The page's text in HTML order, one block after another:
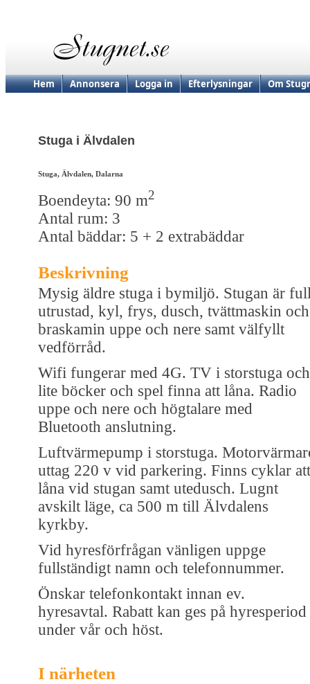
Hem Annonsera Logga in Efterlysningar Om
Stuga i Älvdalen
Stuga, Älvdalen, Dalarna
Boendeyta: 90 m2
Antal rum: 3
Antal bäddar: 5 + 2 extrabäddar
Beskrivning
Mysig äldre stuga i bymiljö. Stugan är
utrustad, kyl, frys, dusch, tvättmaskin och
braskamin uppe och nere samt välfyllt
vedförråd.
Wifi fungerar med 4G. TV i storstuga och
lite böcker och spel finna att låna. Radio
uppe och nere och högtalare med
Bluetooth anslutning.
Luftvärmepump i storstuga.
uttag 220 v vid parkering. Finns cyklar att
låna vid stugan samt utedusch. Lugnt
avskilt läge, ca 500 m till Älvdalens
kyrkby.
Vid hyresförfrågan vänligen uppge
fullständigt namn och telefonnummer.
Önskar telefonkontakt innan ev.
hyresavtal. Rabatt kan ges på hyresperiod
under vår och höst.
I närheten